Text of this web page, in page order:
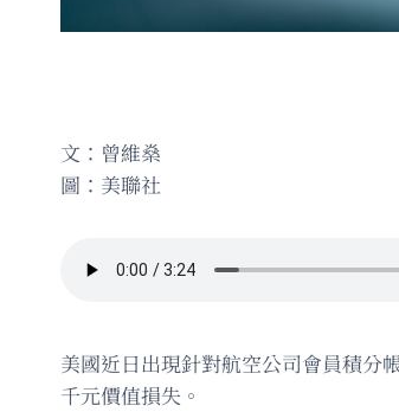
文：曾維燊
圖：美聯社
美國近日出現針對航空公司會員積分
千元價值損失。